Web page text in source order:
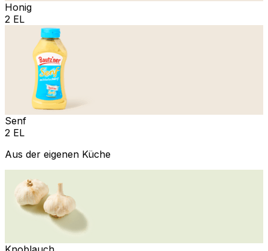
Honig
2 EL
Senf
2 EL
Aus der eigenen Küche